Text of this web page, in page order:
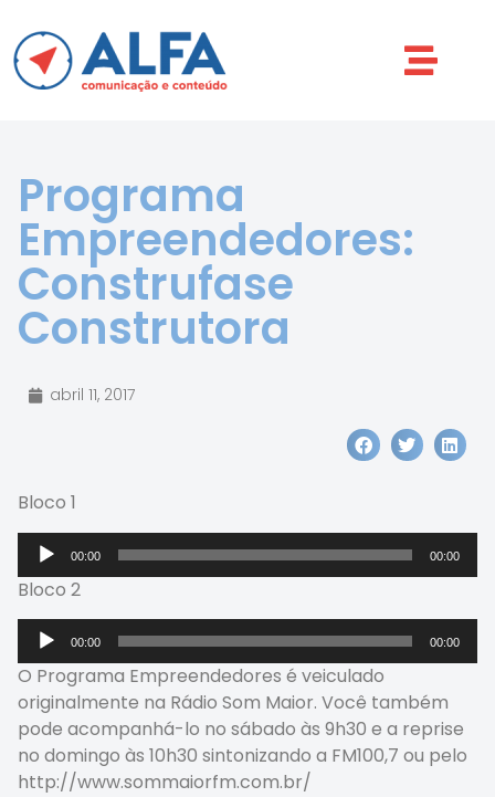
Programa
Empreendedores:
Construfase
Construtora
abril 11, 2017
Bloco 1
Tocador
de
áudio
00:00 00:00
Bloco 2
Tocador
de
áudio
00:00 00:00
O Programa Empreendedores é veiculado
originalmente na Rádio Som Maior. Você também
pode acompanhá-lo no sábado às 9h30 e a reprise
no domingo às 10h30 sintonizando a FM100,7 ou pelo
http://www.sommaiorfm.com.br/